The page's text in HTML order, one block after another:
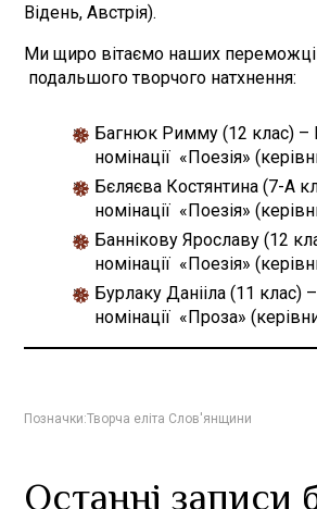
Відень, Австрія).
Ми щиро вітаємо наших
подальшого творчого натхнення:
Багнюк Римму (12 клас) –
номінації «Поезія»
Бєляєва Костянтина (7-А
номінації «Поезія»
Баннікову Ярославу (12
номінації «Поезія»
Бурлаку Данііла (11 клас)
номінації «Проза»
Позначки:Творча еліта Слов'янщини